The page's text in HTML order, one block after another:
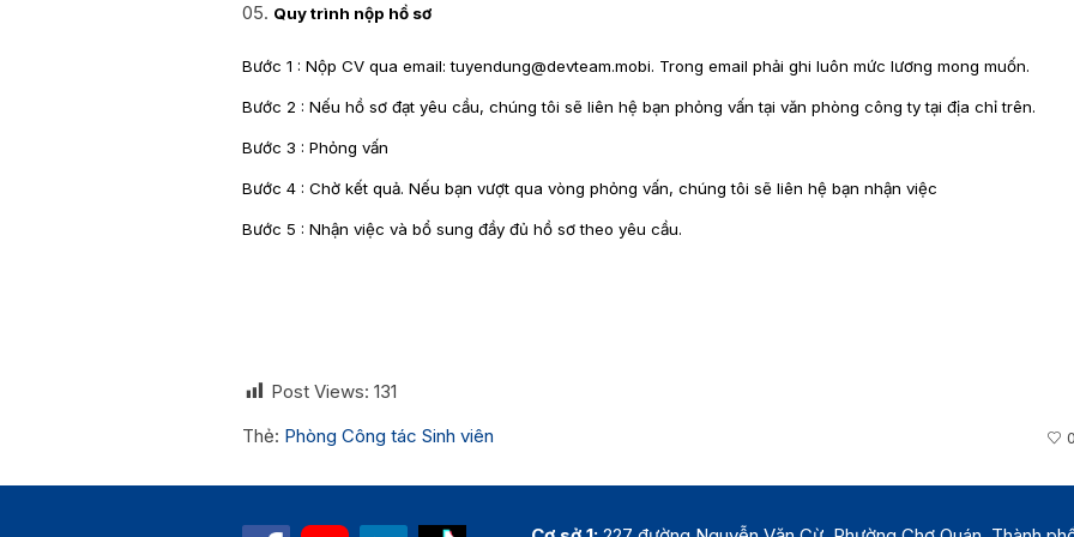
Quy trình nộp hồ sơ
Bước 1 : Nộp CV qua email: tuyendung@devteam.mobi. Trong email phải ghi luôn mức lương mong muốn.
Bước 2 : Nếu hồ sơ đạt yêu cầu, chúng tôi sẽ liên hệ bạn phỏng vấn tại văn phòng công ty tại địa chỉ trên.
Bước 3 : Phỏng vấn
Bước 4 : Chờ kết quả. Nếu bạn vượt qua vòng phỏng vấn, chúng tôi sẽ liên hệ bạn nhận việc
Bước 5 : Nhận việc và bổ sung đầy đủ hồ sơ theo yêu cầu.
Post Views: 131
Thẻ: Phòng Công tác Sinh viên